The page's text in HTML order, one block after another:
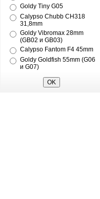
Goldy Tiny G05
Calypso Chubb CH318
31,8mm
Goldy Vibromax 28mm
(GB02 и GB03)
Calypso Fantom F4 45mm
Goldy Goldfish 55mm (G06
и G07)